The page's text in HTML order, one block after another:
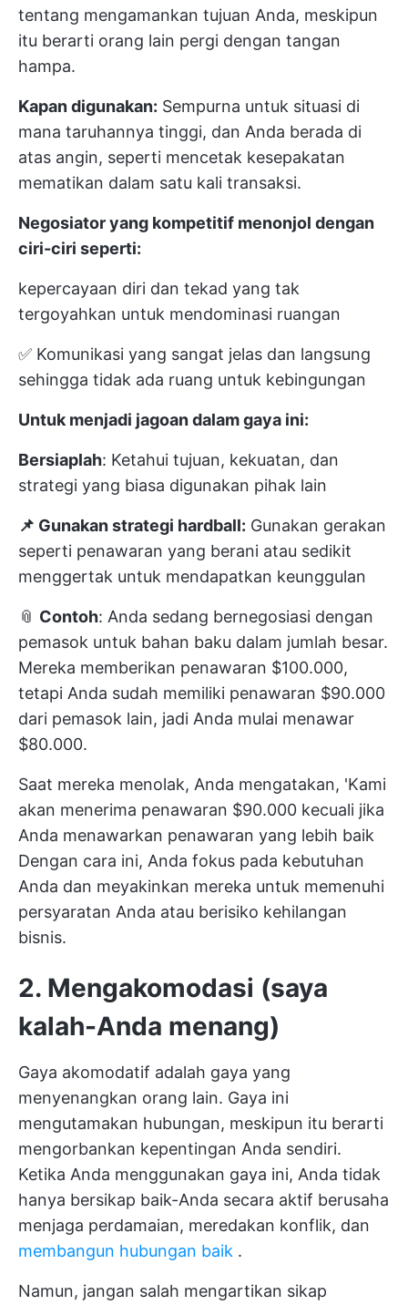
tentang mengamankan tujuan Anda, meskipun
itu berarti orang lain pergi dengan tangan
hampa.
Kapan digunakan: Sempurna untuk situasi di
mana taruhannya tinggi, dan Anda berada di
atas angin, seperti mencetak kesepakatan
mematikan dalam satu kali transaksi.
Negosiator yang kompetitif menonjol dengan
ciri-ciri seperti:
kepercayaan diri dan tekad yang tak
tergoyahkan untuk mendominasi ruangan
✅ Komunikasi yang sangat jelas dan langsung
sehingga tidak ada ruang untuk kebingungan
Untuk menjadi jagoan dalam gaya ini:
Bersiaplah: Ketahui tujuan, kekuatan, dan
strategi yang biasa digunakan pihak lain
📌 Gunakan strategi hardball: Gunakan gerakan
seperti penawaran yang berani atau sedikit
menggertak untuk mendapatkan keunggulan
📎 Contoh: Anda sedang bernegosiasi dengan
pemasok untuk bahan baku dalam jumlah besar.
Mereka memberikan penawaran $100.000,
tetapi Anda sudah memiliki penawaran $90.000
dari pemasok lain, jadi Anda mulai menawar
$80.000.
Saat mereka menolak, Anda mengatakan, 'Kami
akan menerima penawaran $90.000 kecuali jika
Anda menawarkan penawaran yang lebih baik
Dengan cara ini, Anda fokus pada kebutuhan
Anda dan meyakinkan mereka untuk memenuhi
persyaratan Anda atau berisiko kehilangan
bisnis.
2. Mengakomodasi (saya
kalah-Anda menang)
Gaya akomodatif adalah gaya yang
menyenangkan orang lain. Gaya ini
mengutamakan hubungan, meskipun itu berarti
mengorbankan kepentingan Anda sendiri.
Ketika Anda menggunakan gaya ini, Anda tidak
hanya bersikap baik-Anda secara aktif berusaha
menjaga perdamaian, meredakan konflik, dan
membangun hubungan baik .
Namun, jangan salah mengartikan sikap